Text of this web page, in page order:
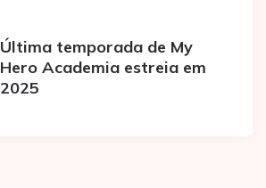
Última temporada de My
Hero Academia estreia em
2025